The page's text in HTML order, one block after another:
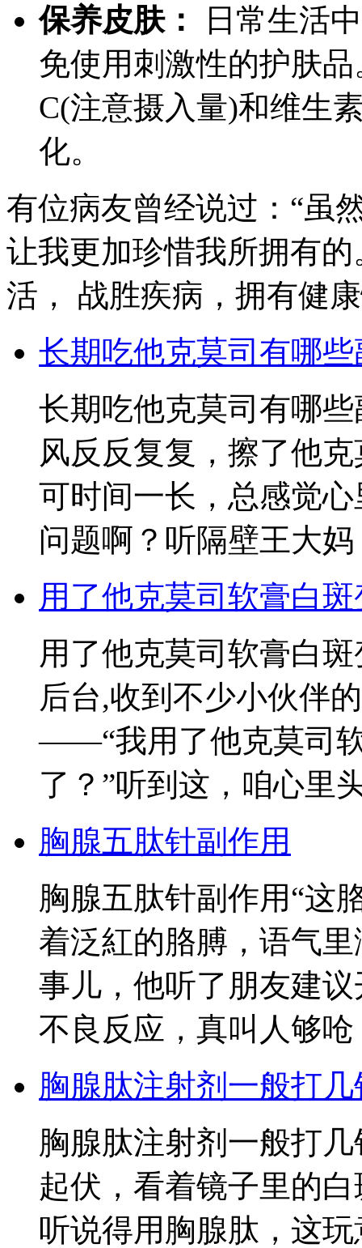
保养皮肤：
日常生活
免使用刺激性的护肤
C(注意摄入量)和维生
化。
有位病友曾经说过：“虽
让我更加珍惜我所拥有
活， 战胜疾病，拥有健
长期吃他克莫司有哪
长期吃他克莫司有哪
风反反复复，擦了他
可时间一长，总感觉
问题啊？听隔壁王大妈
用了他克莫司软膏白
用了他克莫司软膏白
后台,收到不少小伙伴
——“我用了他克莫司
了？”听到这，咱心里
胸腺五肽针副作用
胸腺五肽针副作用“这
着泛紅的胳膊，语气
事儿，他听了朋友建
不良反应，真叫人够呛
胸腺肽注射剂一般打几
胸腺肽注射剂一般打
起伏，看着镜子里的
听说得用胸腺肽，这